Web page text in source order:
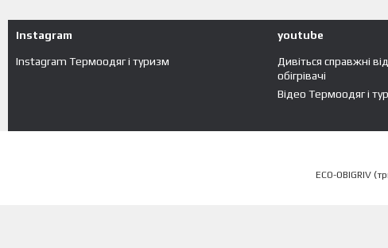
Instagram
Instagram Термоодяг і туризм
youtube
Дивіться справжні
обігрівачі
Відео Термоодяг і